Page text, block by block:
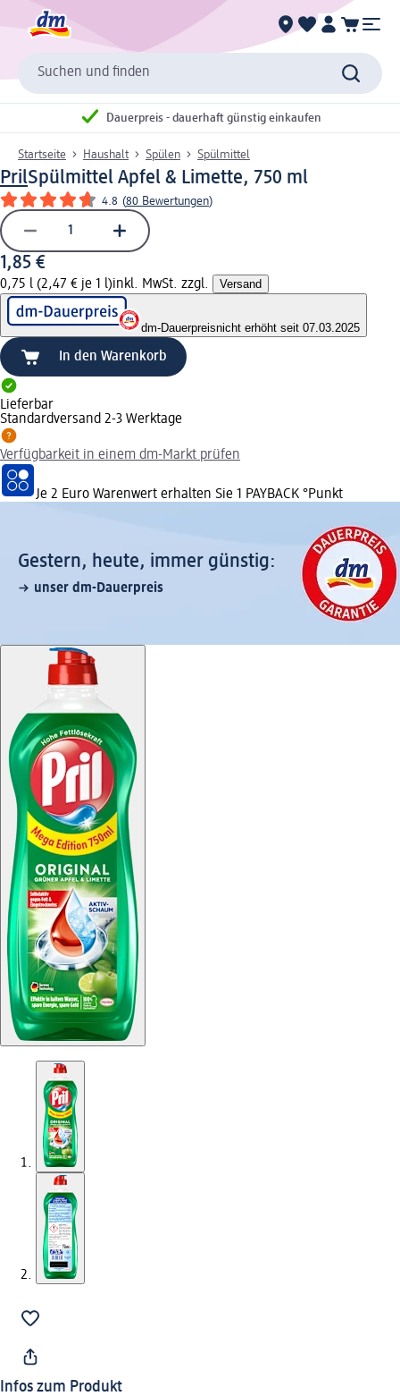
Suchen und finden
Dauerpreis - dauerhaft günstig einkaufen
Startseite Haushalt Spülen Spülmittel
PrilSpülmittel Apfel & Limette, 750 ml
4.8 (80 Bewertungen)
1,85 €
0,75 l (2,47 € je 1 l)inkl. MwSt. zzgl. Versand
dm-Dauerpreisnicht erhöht seit 07.03.2025
In den Warenkorb
Lieferbar
Standardversand 2-3 Werktage
Verfügbarkeit in einem dm-Markt prüfen
Je 2 Euro Warenwert erhalten Sie 1 PAYBACK °Punkt
Gestern, heute, immer günstig:
unser dm-Dauerpreis
Infos zum Produkt